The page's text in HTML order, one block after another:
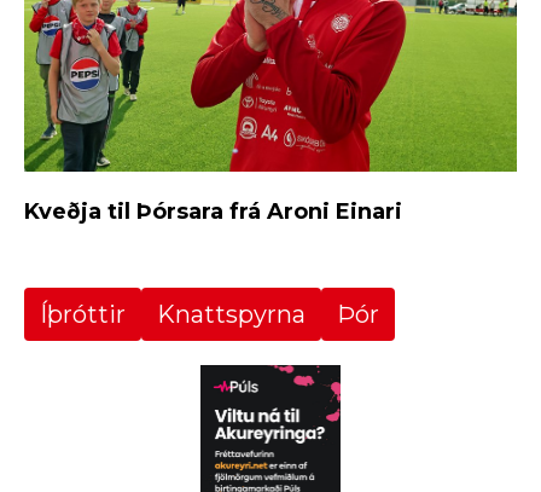
Kveðja til Þórsara frá Aroni Einari
Íþróttir Knattspyrna Þór